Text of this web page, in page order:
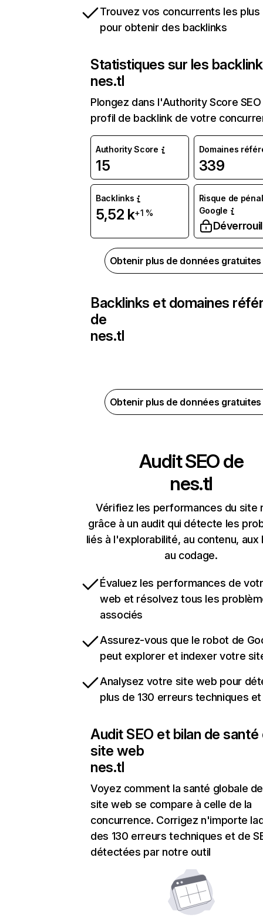
Trouvez vos concurrents les
pour obtenir des backlinks
Statistiques sur les
nes.tl
Plongez dans l'Authority Score
profil de backlink de votre
Authority Score
15
Domaines
339
Backlinks
5,52 k+1 %
Risque de
Google
Obtenir plus de données
Backlinks et domaines
de
nes.tl
Obtenir plus de données
Audit SEO de
nes.tl
Vérifiez les performances du site
grâce à un audit qui détecte les
liés à l'explorabilité, au contenu, aux
au codage.
Évaluez les performances de
web et résolvez tous les
associés
Assurez-vous que le robot de
peut explorer et indexer votre
Analysez votre site web pour
plus de 130 erreurs techniques et
Audit SEO et bilan de santé
site web
nes.tl
Voyez comment la santé globale
site web se compare à celle de la
concurrence. Corrigez n'importe
des 130 erreurs techniques et de
détectées par notre outil